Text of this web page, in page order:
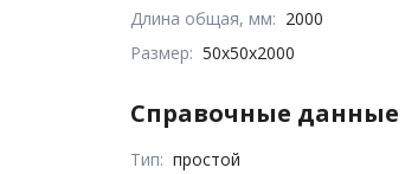
Длина общая, мм: 2000
Размер: 50x50x2000
Справочные данные
Тип: простой